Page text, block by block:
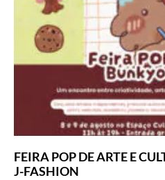
FEIRA POP DE ARTE E
J-FASHION